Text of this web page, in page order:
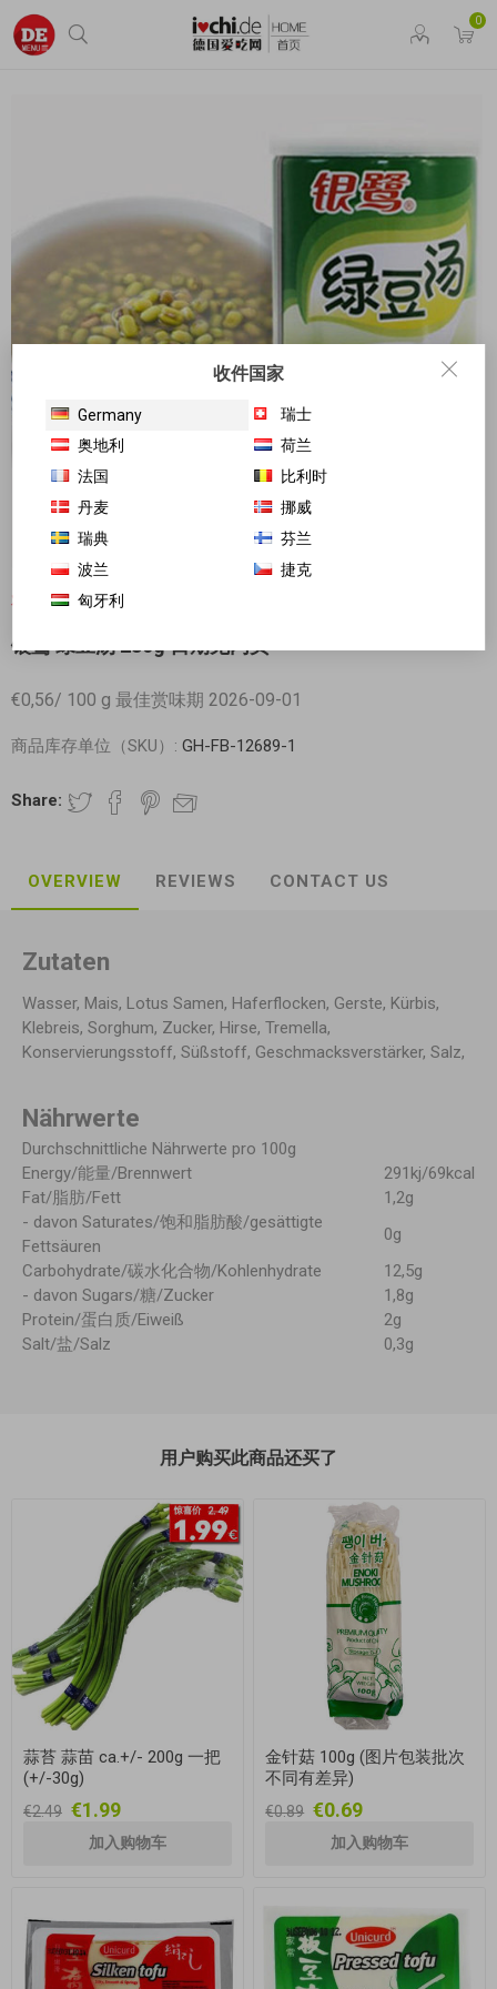
0
对不起-这个产品已经不再提供
银鹭 绿豆汤 280g 日期见内页
€0,56/ 100 g 最佳赏味期 2026-09-01
商品库存单位（SKU）: GH-FB-12689-1
Share:
OVERVIEW REVIEWS CONTACT US
Zutaten
Wasser, Mais, Lotus Samen, Haferflocken, Gerste, Kürbis,
Klebreis, Sorghum, Zucker, Hirse, Tremella,
Konservierungsstoff, Süßstoff, Geschmacksverstärker, Salz,
Nährwerte
Durchschnittliche Nährwerte pro 100g
Energy/能量/Brennwert
291kj/69kcal
Fat/脂肪/Fett
1,2g
- davon Saturates/饱和脂肪酸/gesättigte
Fettsäuren
0g
Carbohydrate/碳水化合物/Kohlenhydrate
12,5g
- davon Sugars/糖/Zucker
1,8g
Protein/蛋白质/Eiweiß
2g
Salt/盐/Salz
0,3g
用户购买此商品还买了
蒜苔 蒜苗 ca.+/- 200g 一把
(+/-30g)
€2.49 €1.99
金针菇 100g (图片包装批次
不同有差异)
€0.89 €0.69
收件国家
Germany
瑞士
奥地利
荷兰
法国
比利时
丹麦
挪威
瑞典
芬兰
波兰
捷克
匈牙利